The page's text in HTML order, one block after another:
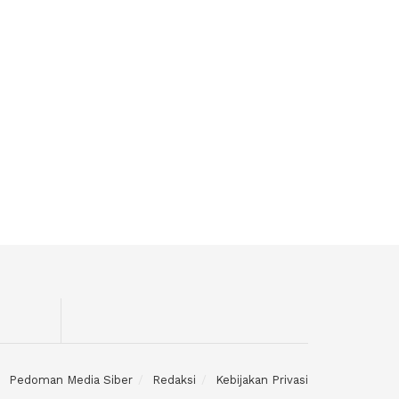
Pedoman Media Siber Redaksi Kebijakan Privasi